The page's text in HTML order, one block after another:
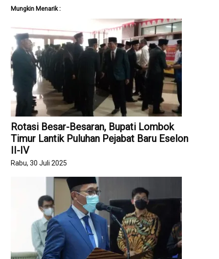
Mungkin Menarik :
Rotasi Besar-Besaran, Bupati Lombok
Timur Lantik Puluhan Pejabat Baru Eselon
II-IV
Rabu, 30 Juli 2025